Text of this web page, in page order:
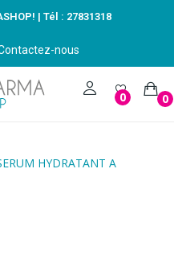
| Tél : 27831318
nous
0 0
HYDRATANT A